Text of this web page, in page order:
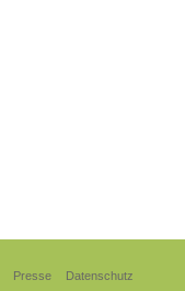
Presse Datenschutz